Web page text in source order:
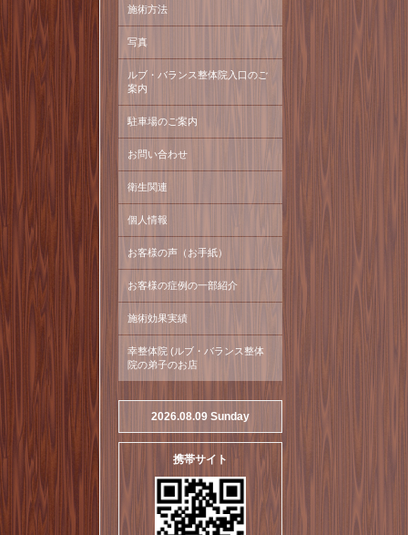
施術方法
写真
ルブ・バランス整体院入口のご
案内
駐車場のご案内
お問い合わせ
衛生関連
個人情報
お客様の声（お手紙）
お客様の症例の一部紹介
施術効果実績
幸整体院 (ルブ・バランス整体
院の弟子のお店
2026.08.09 Sunday
携帯サイト